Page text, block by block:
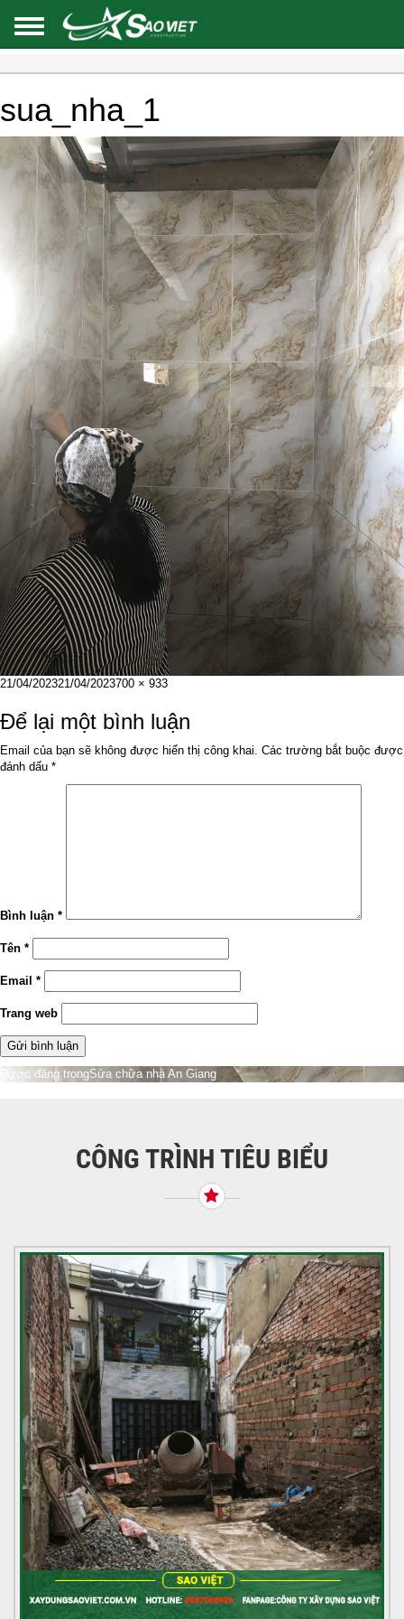
sua_nha_1
Đăng
ngày
21/04/202321/04/2023Kích
đầy
đủ
700 × 933
Để lại một bình luận
Email của bạn sẽ không được hiển thị công khai. Các trường bắt buộc được
đánh dấu *
Bình luận *
Tên *
Email *
Trang web
Điều
Được đăng trongSửa chữa nhà An Giang
CÔNG TRÌNH TIÊU BIỂU